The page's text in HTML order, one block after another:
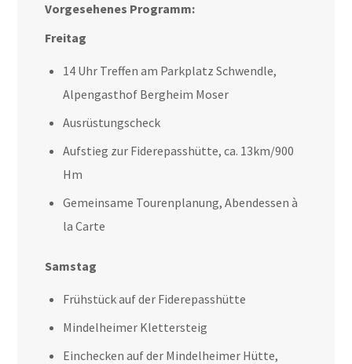
Vorgesehenes Programm:
Freitag
14 Uhr Treffen am Parkplatz Schwendle,
Alpengasthof Bergheim Moser
Ausrüstungscheck
Aufstieg zur Fiderepasshütte, ca. 13km/900
Hm
Gemeinsame Tourenplanung, Abendessen à
la Carte
Samstag
Frühstück auf der Fiderepasshütte
Mindelheimer Klettersteig
Einchecken auf der Mindelheimer Hütte,